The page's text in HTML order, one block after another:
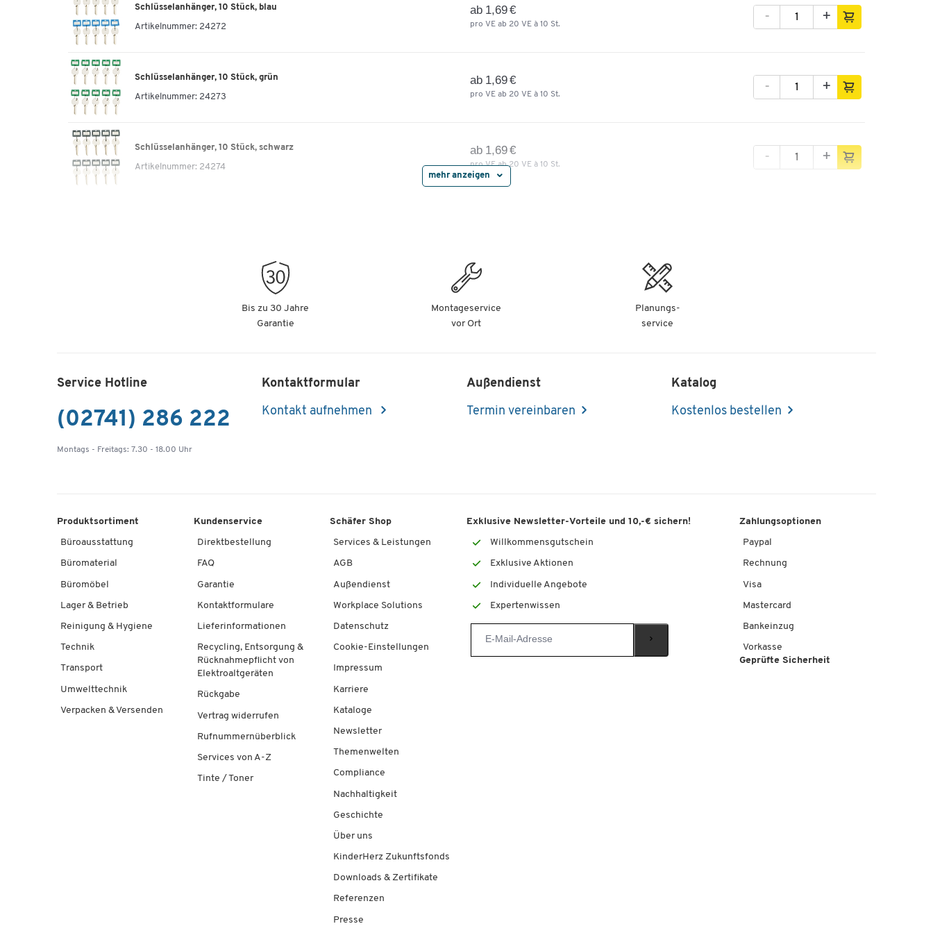
Schlüsselanhänger, 10 Stück, blau
Artikelnummer: 24272
ab 1,69 €
pro VE ab 20 VE à 10 St.
- +
Schlüsselanhänger, 10 Stück, grün
Artikelnummer: 24273
ab 1,69 €
pro VE ab 20 VE à 10 St.
- +
Schlüsselanhänger, 10 Stück, schwarz
Artikelnummer: 24274
ab 1,69 €
pro VE ab 20 VE à 10 St.
- +
mehr anzeigen
Bis zu 30 Jahre
Garantie
Montageservice
vor Ort
Planungs-
service
Service Hotline
(02741) 286 222
Montags - Freitags: 7.30 - 18.00 Uhr
Kontaktformular
Kontakt aufnehmen
Außendienst
Termin vereinbaren
Katalog
Kostenlos bestellen
Produktsortiment
Büroausstattung
Büromaterial
Büromöbel
Lager & Betrieb
Reinigung & Hygiene
Technik
Transport
Umwelttechnik
Verpacken & Versenden
Kundenservice
Direktbestellung
FAQ
Garantie
Kontaktformulare
Lieferinformationen
Recycling, Entsorgung &
Rücknahmepflicht von
Elektroaltgeräten
Rückgabe
Vertrag widerrufen
Rufnummernüberblick
Services von A-Z
Tinte / Toner
Schäfer Shop
Services & Leistungen
AGB
Außendienst
Workplace Solutions
Datenschutz
Cookie-Einstellungen
Impressum
Karriere
Kataloge
Newsletter
Themenwelten
Compliance
Nachhaltigkeit
Geschichte
Über uns
KinderHerz Zukunftsfonds
Downloads & Zertifikate
Referenzen
Presse
Exklusive Newsletter-Vorteile und 10,-€ sichern!
Willkommensgutschein
Exklusive Aktionen
Individuelle Angebote
Expertenwissen
Zahlungsoptionen
Paypal
Rechnung
Visa
Mastercard
Bankeinzug
Vorkasse
Geprüfte Sicherheit